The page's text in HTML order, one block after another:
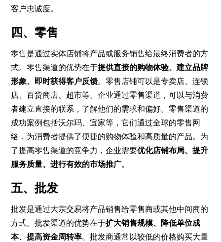
客户忠诚度。
四、零售
零售是通过实体店铺将产品或服务销售给最终消费者的方
式。零售渠道的优势在于提供直接的购物体验、建立品牌
形象、即时获得客户反馈。零售店铺可以是专卖店、连锁
店、百货商店、超市等。企业通过零售渠道，可以与消费
者建立直接的联系，了解他们的需求和偏好。零售渠道的
成功案例包括沃尔玛、宜家等，它们通过全球的零售网
络，为消费者提供了便捷的购物体验和高质量的产品。为
了提高零售渠道的竞争力，企业需要优化店铺布局、提升
服务质量、进行有效的市场推广。
五、批发
批发是通过大宗交易将产品销售给零售商或其他中间商的
方式。批发渠道的优势在于扩大销售规模、降低单位成
本、提高资金周转率。批发商通常以较低的价格购买大量